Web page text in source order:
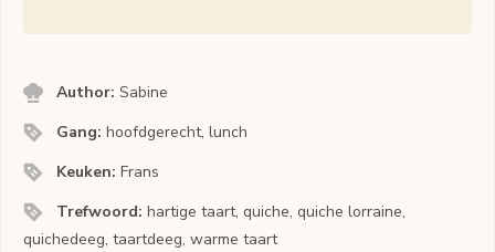
Author:Sabine
Gang:hoofdgerecht, lunch
Keuken:Frans
Trefwoord:hartige taart, quiche, quiche lorraine,
quichedeeg, taartdeeg, warme taart